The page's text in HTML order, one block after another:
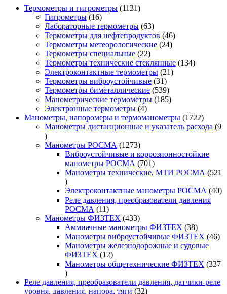
Термометры и гигрометры 11311131
Гигрометры 1616
товаров
Лабораторные термометры 6363
товара
Термометры для нефтепродуктов 4646
Термометры метеорологические 2424
Термометры специальные 2222
товара
Термометры технические стеклянные 134134
Электроконтактные термометры 2121
Термометры виброустойчивые 3131
товар
Термометры биметаллические 539539
товаров
Манометрические термометры 185185
Электронные термометры 44
товара
Манометры, напоромеры и термоманометры 17221722
товара
Манометры дистанционные и указатель расхода 9
9
товаров
Манометры РОСМА 12731273
товара
Виброустойчивые и коррозионностойкие
манометры РОСМА
701701
товар
Манометры технические, МТИ РОСМА
521
521
товар
Электроконтактные манометры РОСМА 4040
Реле давления, преобразователи давления
РОСМА
1111
товаров
Манометры ФИЗТЕХ 433433
товара
Аммиачные манометры ФИЗТЕХ 3838
товаров
Манометры виброустойчивые ФИЗТЕХ 4646
Манометры железнодорожные и судовые
ФИЗТЕХ
1212
товаров
Манометры общетехнические ФИЗТЕХ 337
337
товаров
Реле давления, преобразователи давления, датчики-реле
уровня, давления, напора, тяги 3232